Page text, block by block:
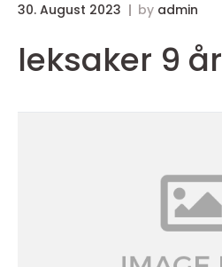
30. August 2023 by admin
leksaker 9 år